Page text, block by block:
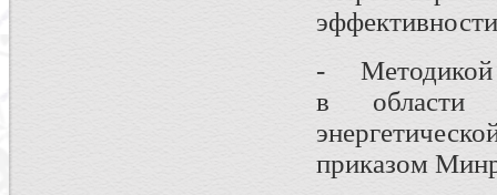
- Методикой
в области
приказом